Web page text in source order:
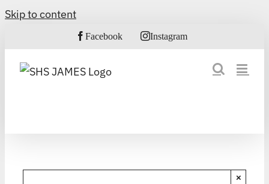
Skip to content
Facebook Instagram
×